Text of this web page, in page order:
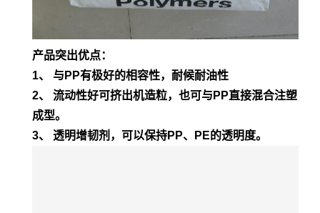
产品突出优点：
1、 与PP有极好的相容性，耐候耐油性
2、 流动性好可挤出机造粒，也可与PP直接混合注塑
成型。
3、 透明增韧剂，可以保持PP、PE的透明度。